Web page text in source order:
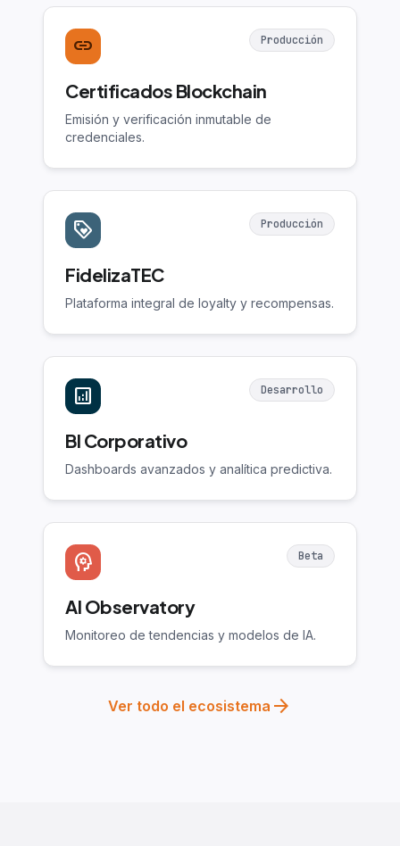
link Producción
Certificados Blockchain
Emisión y verificación inmutable de
credenciales.
loyalty Producción
FidelizaTEC
Plataforma integral de loyalty y recompensas.
analytics Desarrollo
BI Corporativo
Dashboards avanzados y analítica predictiva.
psychology Beta
AI Observatory
Monitoreo de tendencias y modelos de IA.
Ver todo el ecosistema arrow_forward